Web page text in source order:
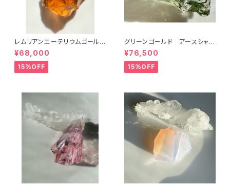
レムリアンエーテリウムゴールド
LGL-1シエラ産アンダラクリスタ
ル
¥68,000
15%OFF
グリーンゴールド アースシャ
ーマンGRGLES-1/シエラ産ア
ンダラクリスタル
¥76,500
15%OFF